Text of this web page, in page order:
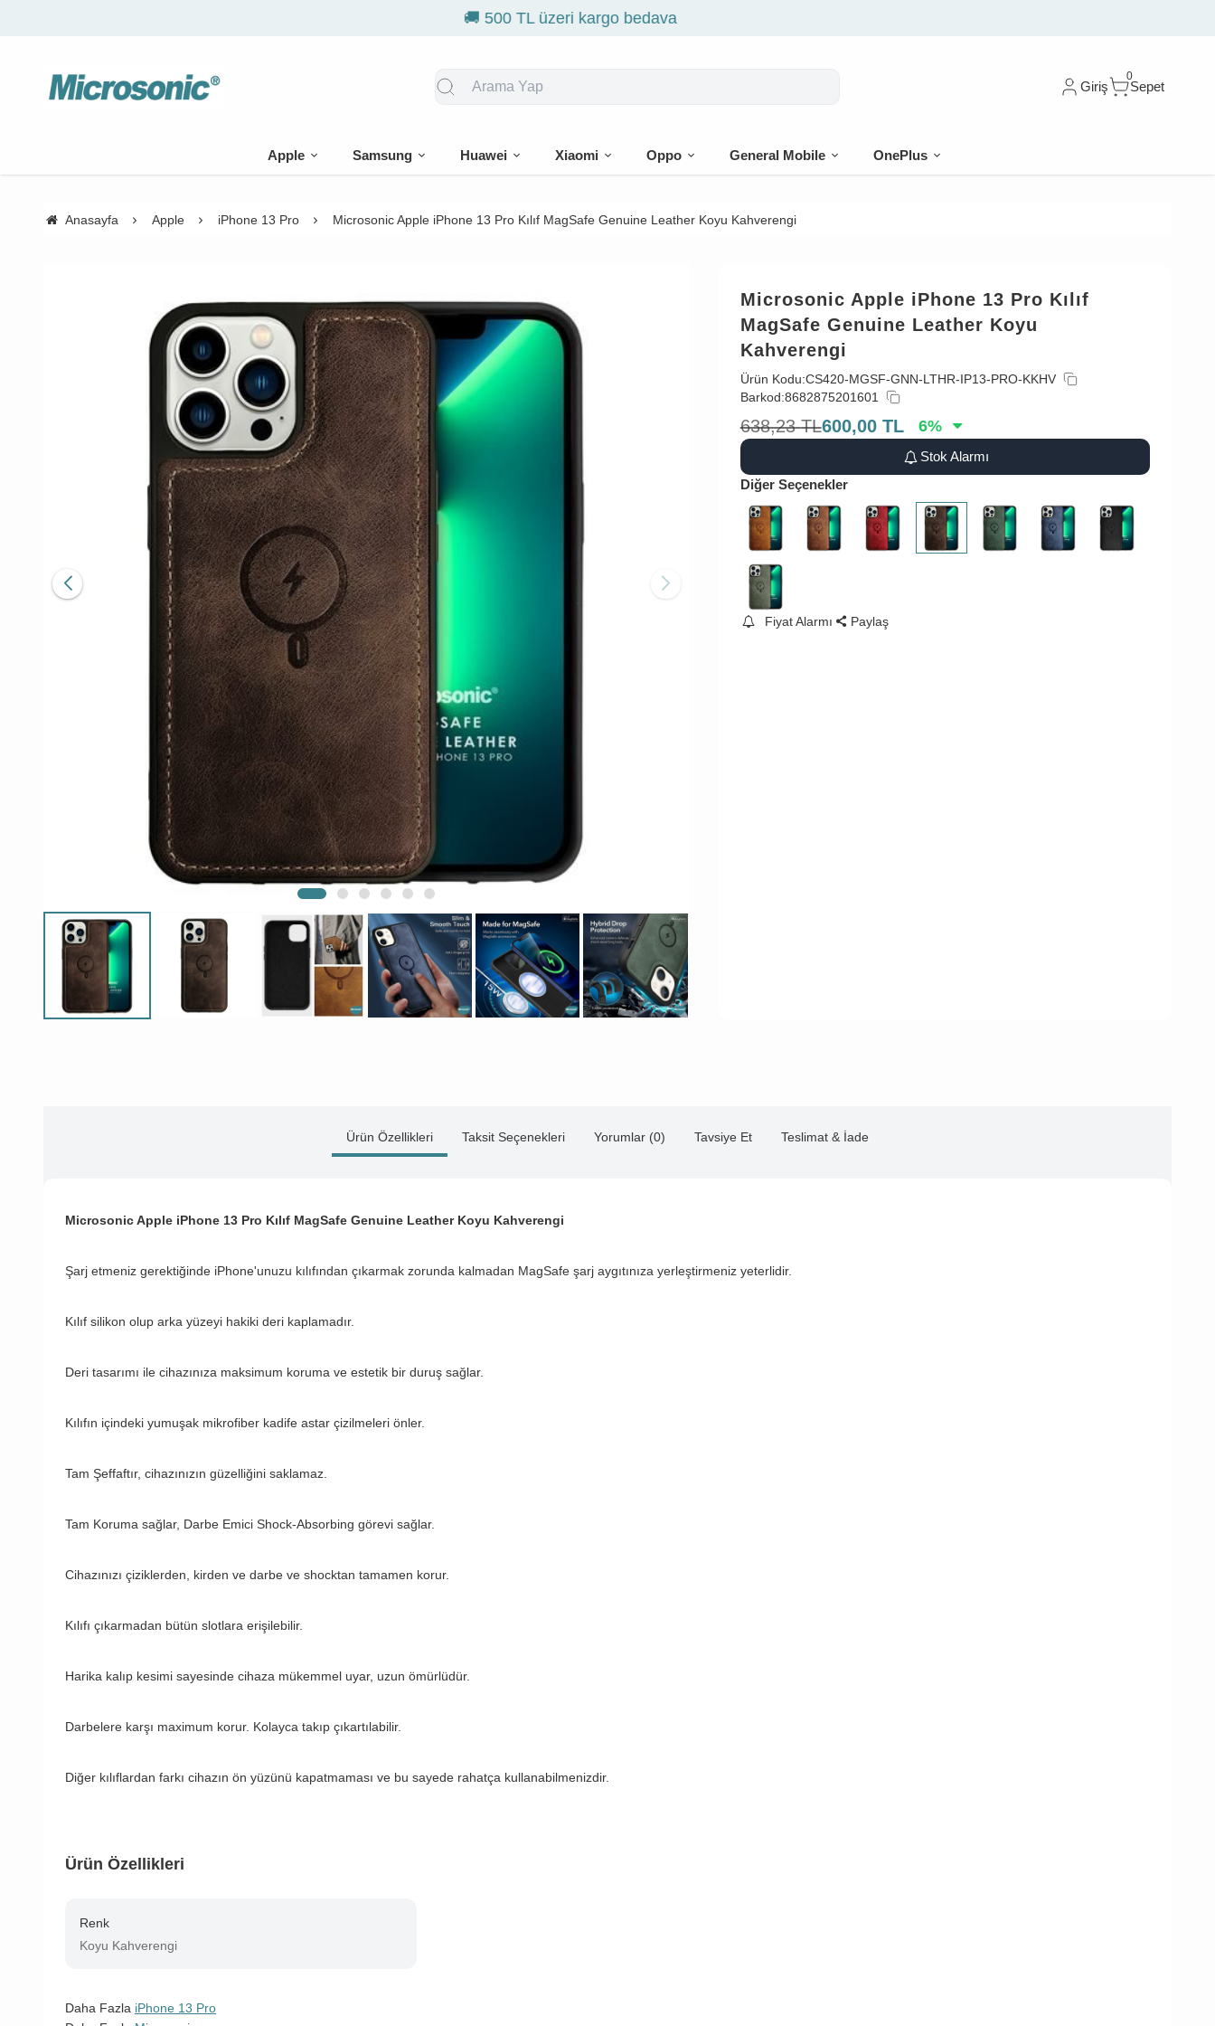
🎁 İlk siparişe %10 indirim
Giriş
0
Sepet
Apple Samsung Huawei Xiaomi Oppo General Mobile OnePlus
Anasayfa Apple iPhone 13 Pro Microsonic Apple iPhone 13 Pro Kılıf MagSafe Genuine Leather Koyu Kahverengi
Microsonic Apple iPhone 13 Pro Kılıf
MagSafe Genuine Leather Koyu
Kahverengi
Ürün Kodu:CS420-MGSF-GNN-LTHR-IP13-PRO-KKHV
Barkod:8682875201601
638,23 TL600,00 TL 6%
Stok Alarmı
Diğer Seçenekler
Fiyat Alarmı Paylaş
Ürün Özellikleri Taksit Seçenekleri Yorumlar (0) Tavsiye Et Teslimat & İade
Microsonic Apple iPhone 13 Pro Kılıf MagSafe Genuine Leather Koyu Kahverengi
Şarj etmeniz gerektiğinde iPhone'unuzu kılıfından çıkarmak zorunda kalmadan MagSafe şarj aygıtınıza yerleştirmeniz yeterlidir.
Kılıf silikon olup arka yüzeyi hakiki deri kaplamadır.
Deri tasarımı ile cihazınıza maksimum koruma ve estetik bir duruş sağlar.
Kılıfın içindeki yumuşak mikrofiber kadife astar çizilmeleri önler.
Tam Şeffaftır, cihazınızın güzelliğini saklamaz.
Tam Koruma sağlar, Darbe Emici Shock-Absorbing görevi sağlar.
Cihazınızı çiziklerden, kirden ve darbe ve shocktan tamamen korur.
Kılıfı çıkarmadan bütün slotlara erişilebilir.
Harika kalıp kesimi sayesinde cihaza mükemmel uyar, uzun ömürlüdür.
Darbelere karşı maximum korur. Kolayca takıp çıkartılabilir.
Diğer kılıflardan farkı cihazın ön yüzünü kapatmaması ve bu sayede rahatça kullanabilmenizdir.
Ürün Özellikleri
Renk
Koyu Kahverengi
Daha Fazla iPhone 13 Pro